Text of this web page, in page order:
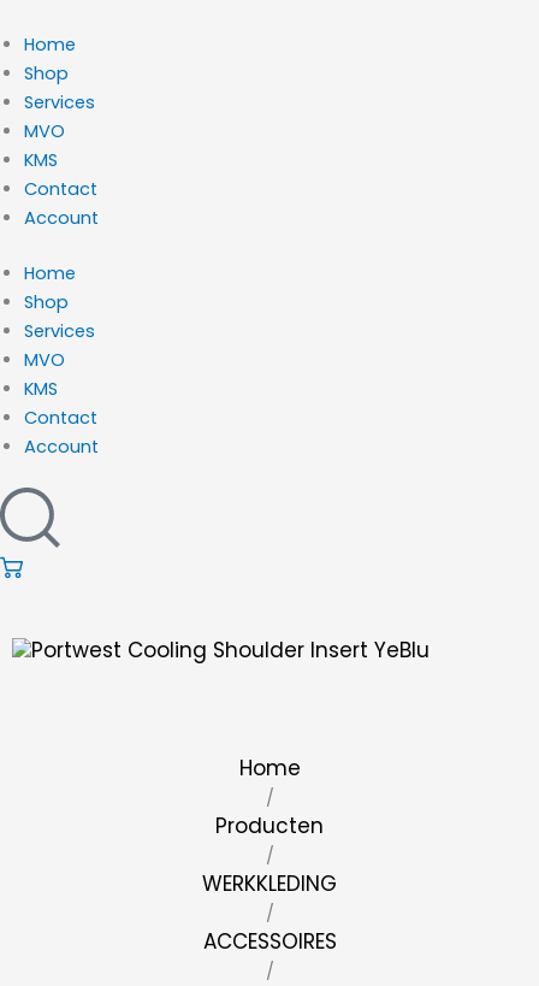
naar
de
inhoud
Home
Shop
Services
MVO
KMS
Contact
Account
Home
Shop
Services
MVO
KMS
Contact
Account
Home
/
Producten
/
WERKKLEDING
/
ACCESSOIRES
/